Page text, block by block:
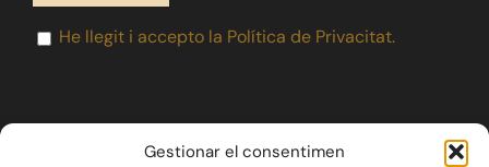
Gestionar el consentimen
He llegit i accepto la Política de Privacitat.